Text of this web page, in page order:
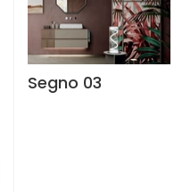
Segno 03